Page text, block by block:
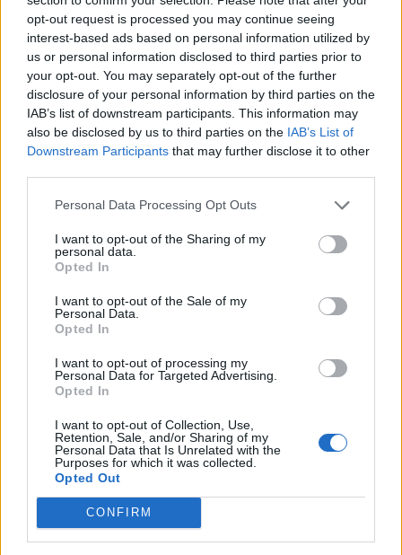
opt-out request is processed you may continue seeing
interest-based ads based on personal information utilized by
us or personal information disclosed to third parties prior to
your opt-out. You may separately opt-out of the further
disclosure of your personal information by third parties on the
IAB’s list of downstream participants. This information may
also be disclosed by us to third parties on the IAB’s List of
Downstream Participants that may further disclose it to other
Personal Data Processing Opt Outs
I want to opt-out of the Sharing of my
personal data.
Opted In
I want to opt-out of the Sale of my
Personal Data.
Opted In
I want to opt-out of processing my
Personal Data for Targeted Advertising.
Opted In
I want to opt-out of Collection, Use,
Retention, Sale, and/or Sharing of my
Personal Data that Is Unrelated with the
Purposes for which it was collected.
Opted Out
CONFIRM
Gazzè canta per il Pdl «Musica
senza barriere»
12/09/2010
Con Pronto barriere un'estate a
misura di disabile
Addio alle barriere e spazio al
26/03/2010
Stazione fantasma e vietata ai
28/02/2010
Valerio Maccari La forza della
musica per abbattere le barriere